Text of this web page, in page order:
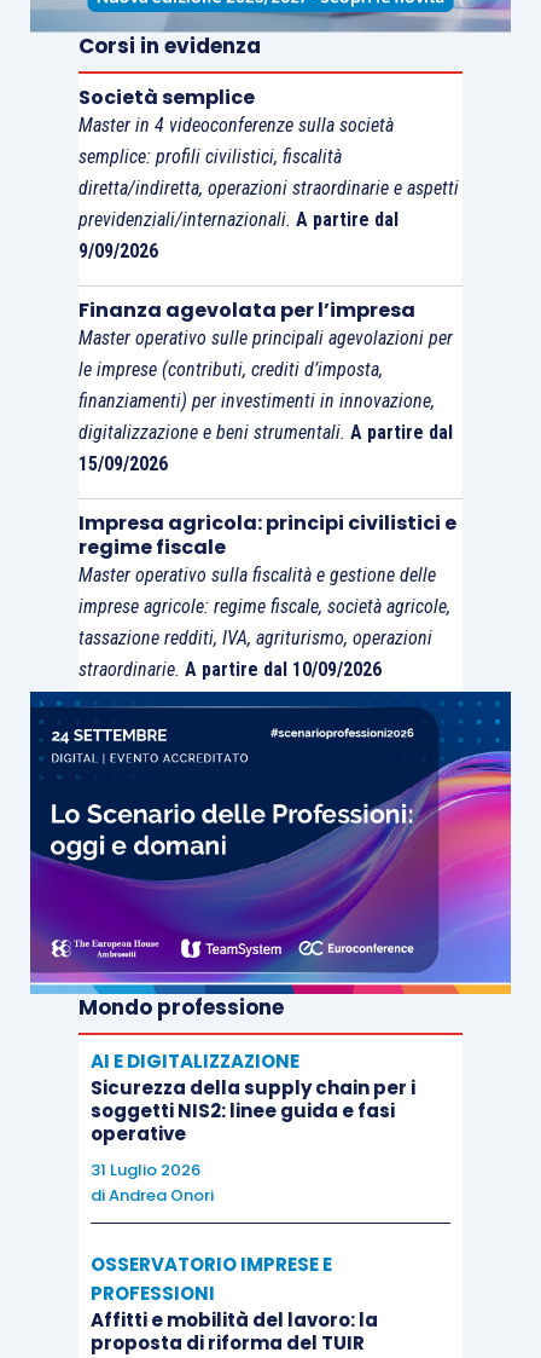
quinquennio;
le cessioni dei terreni agricoli;
la cessione dei terreni edificabili.
Corsi in evidenza
Società semplice
Master in 4 videoconferenze sulla società
semplice: profili civilistici, fiscalità
diretta/indiretta, operazioni straordinarie e aspetti
previdenziali/internazionali. A partire dal
9/09/2026
Finanza agevolata per l’impresa
Master operativo sulle principali agevolazioni per
le imprese (contributi, crediti d’imposta,
finanziamenti) per investimenti in innovazione,
digitalizzazione e beni strumentali. A partire dal
15/09/2026
Impresa agricola: principi civilistici e
regime fiscale
Master operativo sulla fiscalità e gestione delle
imprese agricole: regime fiscale, società agricole,
tassazione redditi, IVA, agriturismo, operazioni
straordinarie. A partire dal 10/09/2026
Mondo professione
AI E DIGITALIZZAZIONE
Sicurezza della supply chain per i
soggetti NIS2: linee guida e fasi
operative
31 Luglio 2026
diAndrea Onori
OSSERVATORIO IMPRESE E
PROFESSIONI
Affitti e mobilità del lavoro: la
proposta di riforma del TUIR